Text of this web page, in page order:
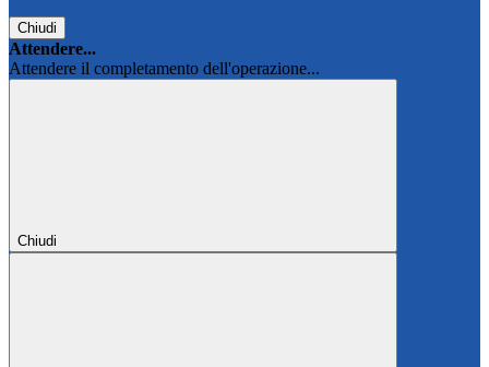
Chiudi
Attendere...
Attendere il completamento dell'operazione...
Chiudi